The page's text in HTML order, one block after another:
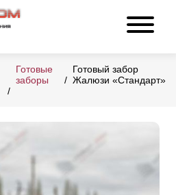
Готовые
заборы
Готовый забор
Жалюзи «Стандарт»